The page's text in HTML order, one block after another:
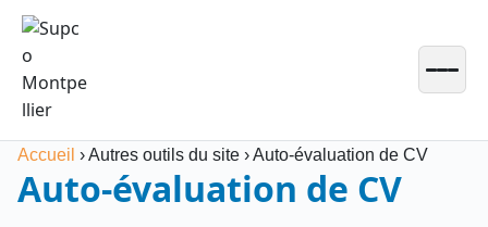
Passer
contenu
Accueil ›Autres outils du site ›Auto-évaluation de CV
Auto-évaluation de CV